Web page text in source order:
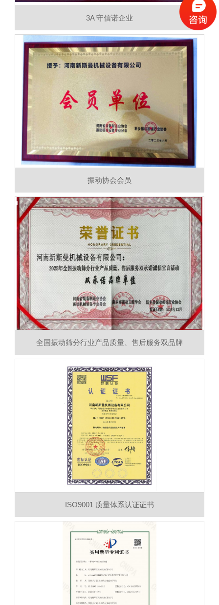
3A 守信诺企业
振动协会会员
全国振动筛分行业产品质量、售后服务双品牌
ISO9001 质量体系认证证书